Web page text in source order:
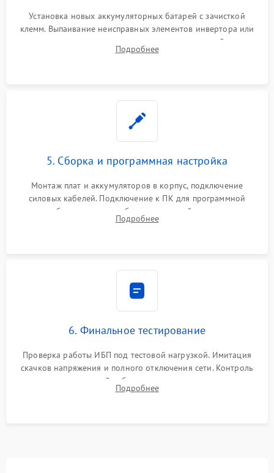
Установка новых аккумуляторных батарей с зачисткой
клемм. Выпаивание неисправных элементов инвертора или
цепи зарядки и монтаж новых радиодеталей.
Восстановление поврежденных токоведущих дорожек и
Подробнее
5. Сборка и программная настройка
Монтаж плат и аккумуляторов в корпус, подключение
силовых кабелей. Подключение к ПК для программной
калибровки констант батареи, настройки порогов
срабатывания AVR и сброса счетчиков старения АКБ.
Подробнее
6. Финальное тестирование
Проверка работы ИБП под тестовой нагрузкой. Имитация
скачков напряжения и полного отключения сети. Контроль
времени автономной работы, температурного режима и
корректности формы выходного сигнала.
Подробнее